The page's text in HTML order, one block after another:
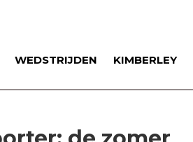
WEDSTRIJDEN KIMBERLEY